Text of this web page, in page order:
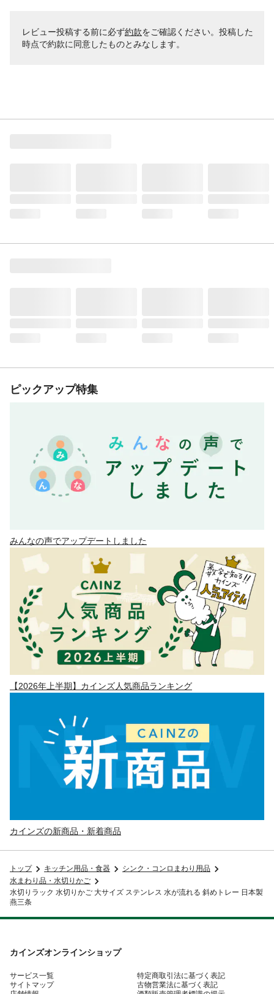
レビュー投稿する前に必ず約款をご確認ください。投稿した
時点で約款に同意したものとみなします。
ピックアップ特集
みんなの声でアップデートしました
【2026年上半期】カインズ人気商品ランキング
カインズの新商品・新着商品
トップ キッチン用品・食器
シンク・コンロまわり用品
水まわり品・水切りかご
水切りラック 水切りかご 大サイズ ステンレス 水が流れる 斜めトレー 日本製
燕三条
カインズオンラインショップ
サービス一覧
サイトマップ
特定商取引法に基づく表記
古物営業法に基づく表記